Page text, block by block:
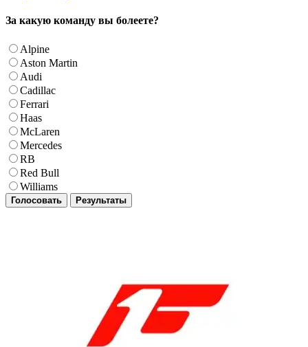
За какую команду вы болеете?
Alpine
Aston Martin
Audi
Cadillac
Ferrari
Haas
McLaren
Mercedes
RB
Red Bull
Williams
Голосовать Результаты